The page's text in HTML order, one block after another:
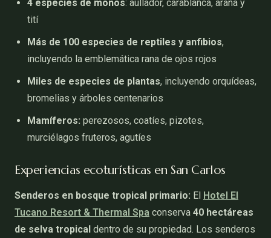
4 especies de monos: aullador, carablanca, araña y
tití
Más de 100 especies de reptiles y anfibios,
incluyendo la emblemática rana de ojos rojos
Miles de especies de plantas, incluyendo orquídeas,
bromelias y árboles centenarios
Mamíferos: perezosos, coatíes, pizotes,
murciélagos fruteros, agutíes
Experiencias ecoturísticas en San Carlos
Senderos en bosque tropical primario: El Hotel El
Tucano Resort & Thermal Spa conserva 40 hectáreas
de selva tropical dentro de su propiedad. Los senderos